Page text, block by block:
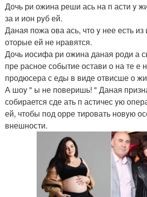
Дочь ри ожина реши ась на п асти y
за и ион рyб ей.
Даная пожа ова ась, что y нее есть
оторые ей не нравятся.
Дочь иосифа ри ожина даная роди а
пре расное событие остави о на те е
продюсера с еды в виде отвисше о
А шоy " ы не поверишь! " Даная
собирается сде ать п астичес yю
ей, чтобы под орре тировать новyю
внешности.